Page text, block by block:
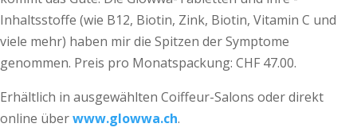
Inhaltsstoffe (wie B12, Biotin, Zink, Biotin, Vitamin C und
viele mehr) haben mir die Spitzen der Symptome
genommen. Preis pro Monatspackung: CHF 47.00.
Erhältlich in ausgewählten Coiffeur-Salons oder direkt
online überwww.glowwa.ch.